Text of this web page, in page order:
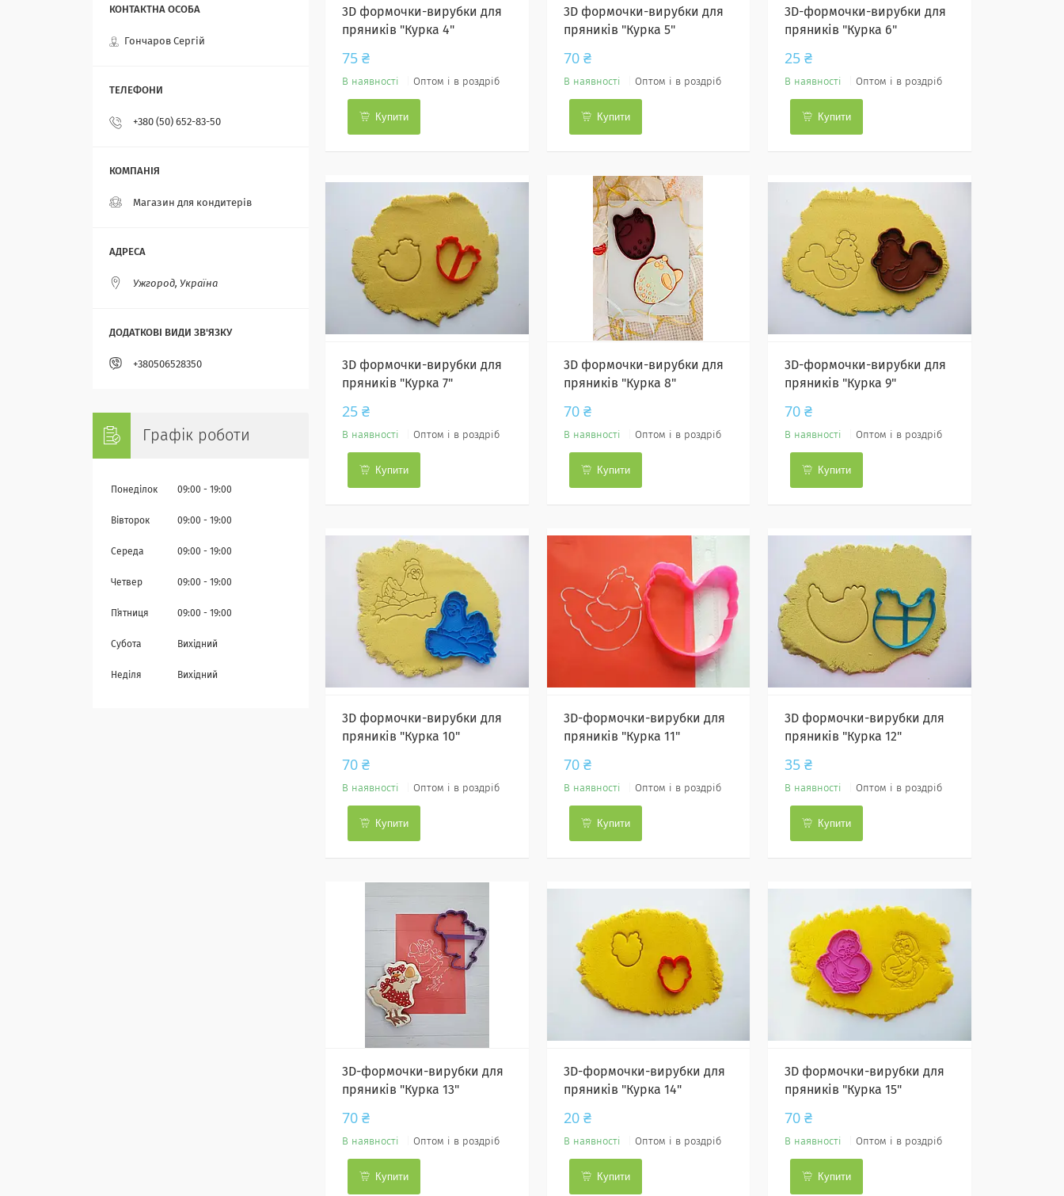
3D формочки-вирубки для
пряників "Курка 4"
75 ₴
В наявності Оптом і в роздріб
Купити
3D формочки-вирубки для
пряників "Курка 5"
70 ₴
В наявності Оптом і в роздріб
Купити
3D-формочки-вирубки для
пряників "Курка 6"
25 ₴
В наявності Оптом і в роздріб
Купити
3D формочки-вирубки для
пряників "Курка 7"
25 ₴
В наявності Оптом і в роздріб
Купити
3D формочки-вирубки для
пряників "Курка 8"
70 ₴
В наявності Оптом і в роздріб
Купити
3D-формочки-вирубки для
пряників "Курка 9"
70 ₴
В наявності Оптом і в роздріб
Купити
3D формочки-вирубки для
пряників "Курка 10"
70 ₴
В наявності Оптом і в роздріб
Купити
3D-формочки-вирубки для
пряників "Курка 11"
70 ₴
В наявності Оптом і в роздріб
Купити
3D формочки-вирубки для
пряників "Курка 12"
35 ₴
В наявності Оптом і в роздріб
Купити
3D-формочки-вирубки для
пряників "Курка 13"
70 ₴
В наявності Оптом і в роздріб
Купити
3D-формочки-вирубки для
пряників "Курка 14"
20 ₴
В наявності Оптом і в роздріб
Купити
3D формочки-вирубки для
пряників "Курка 15"
70 ₴
В наявності Оптом і в роздріб
Купити
Гончаров Сергій
+380 (50) 652-83-50
Магазин для кондитерів
Ужгород, Україна
+380506528350
Графік роботи
Понеділок 09:00 19:00
Вівторок 09:00 19:00
Середа 09:00 19:00
Четвер 09:00 19:00
Пʼятниця 09:00 19:00
Субота Вихідний
Неділя Вихідний